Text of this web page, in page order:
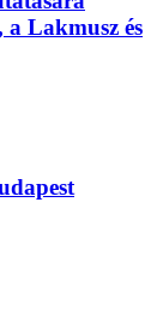
Lakmusz és